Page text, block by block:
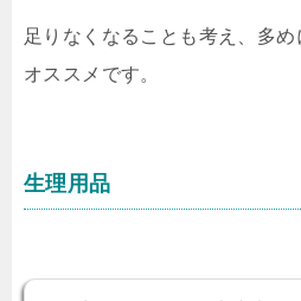
足りなくなることも考え、多
オススメです。
生理用品